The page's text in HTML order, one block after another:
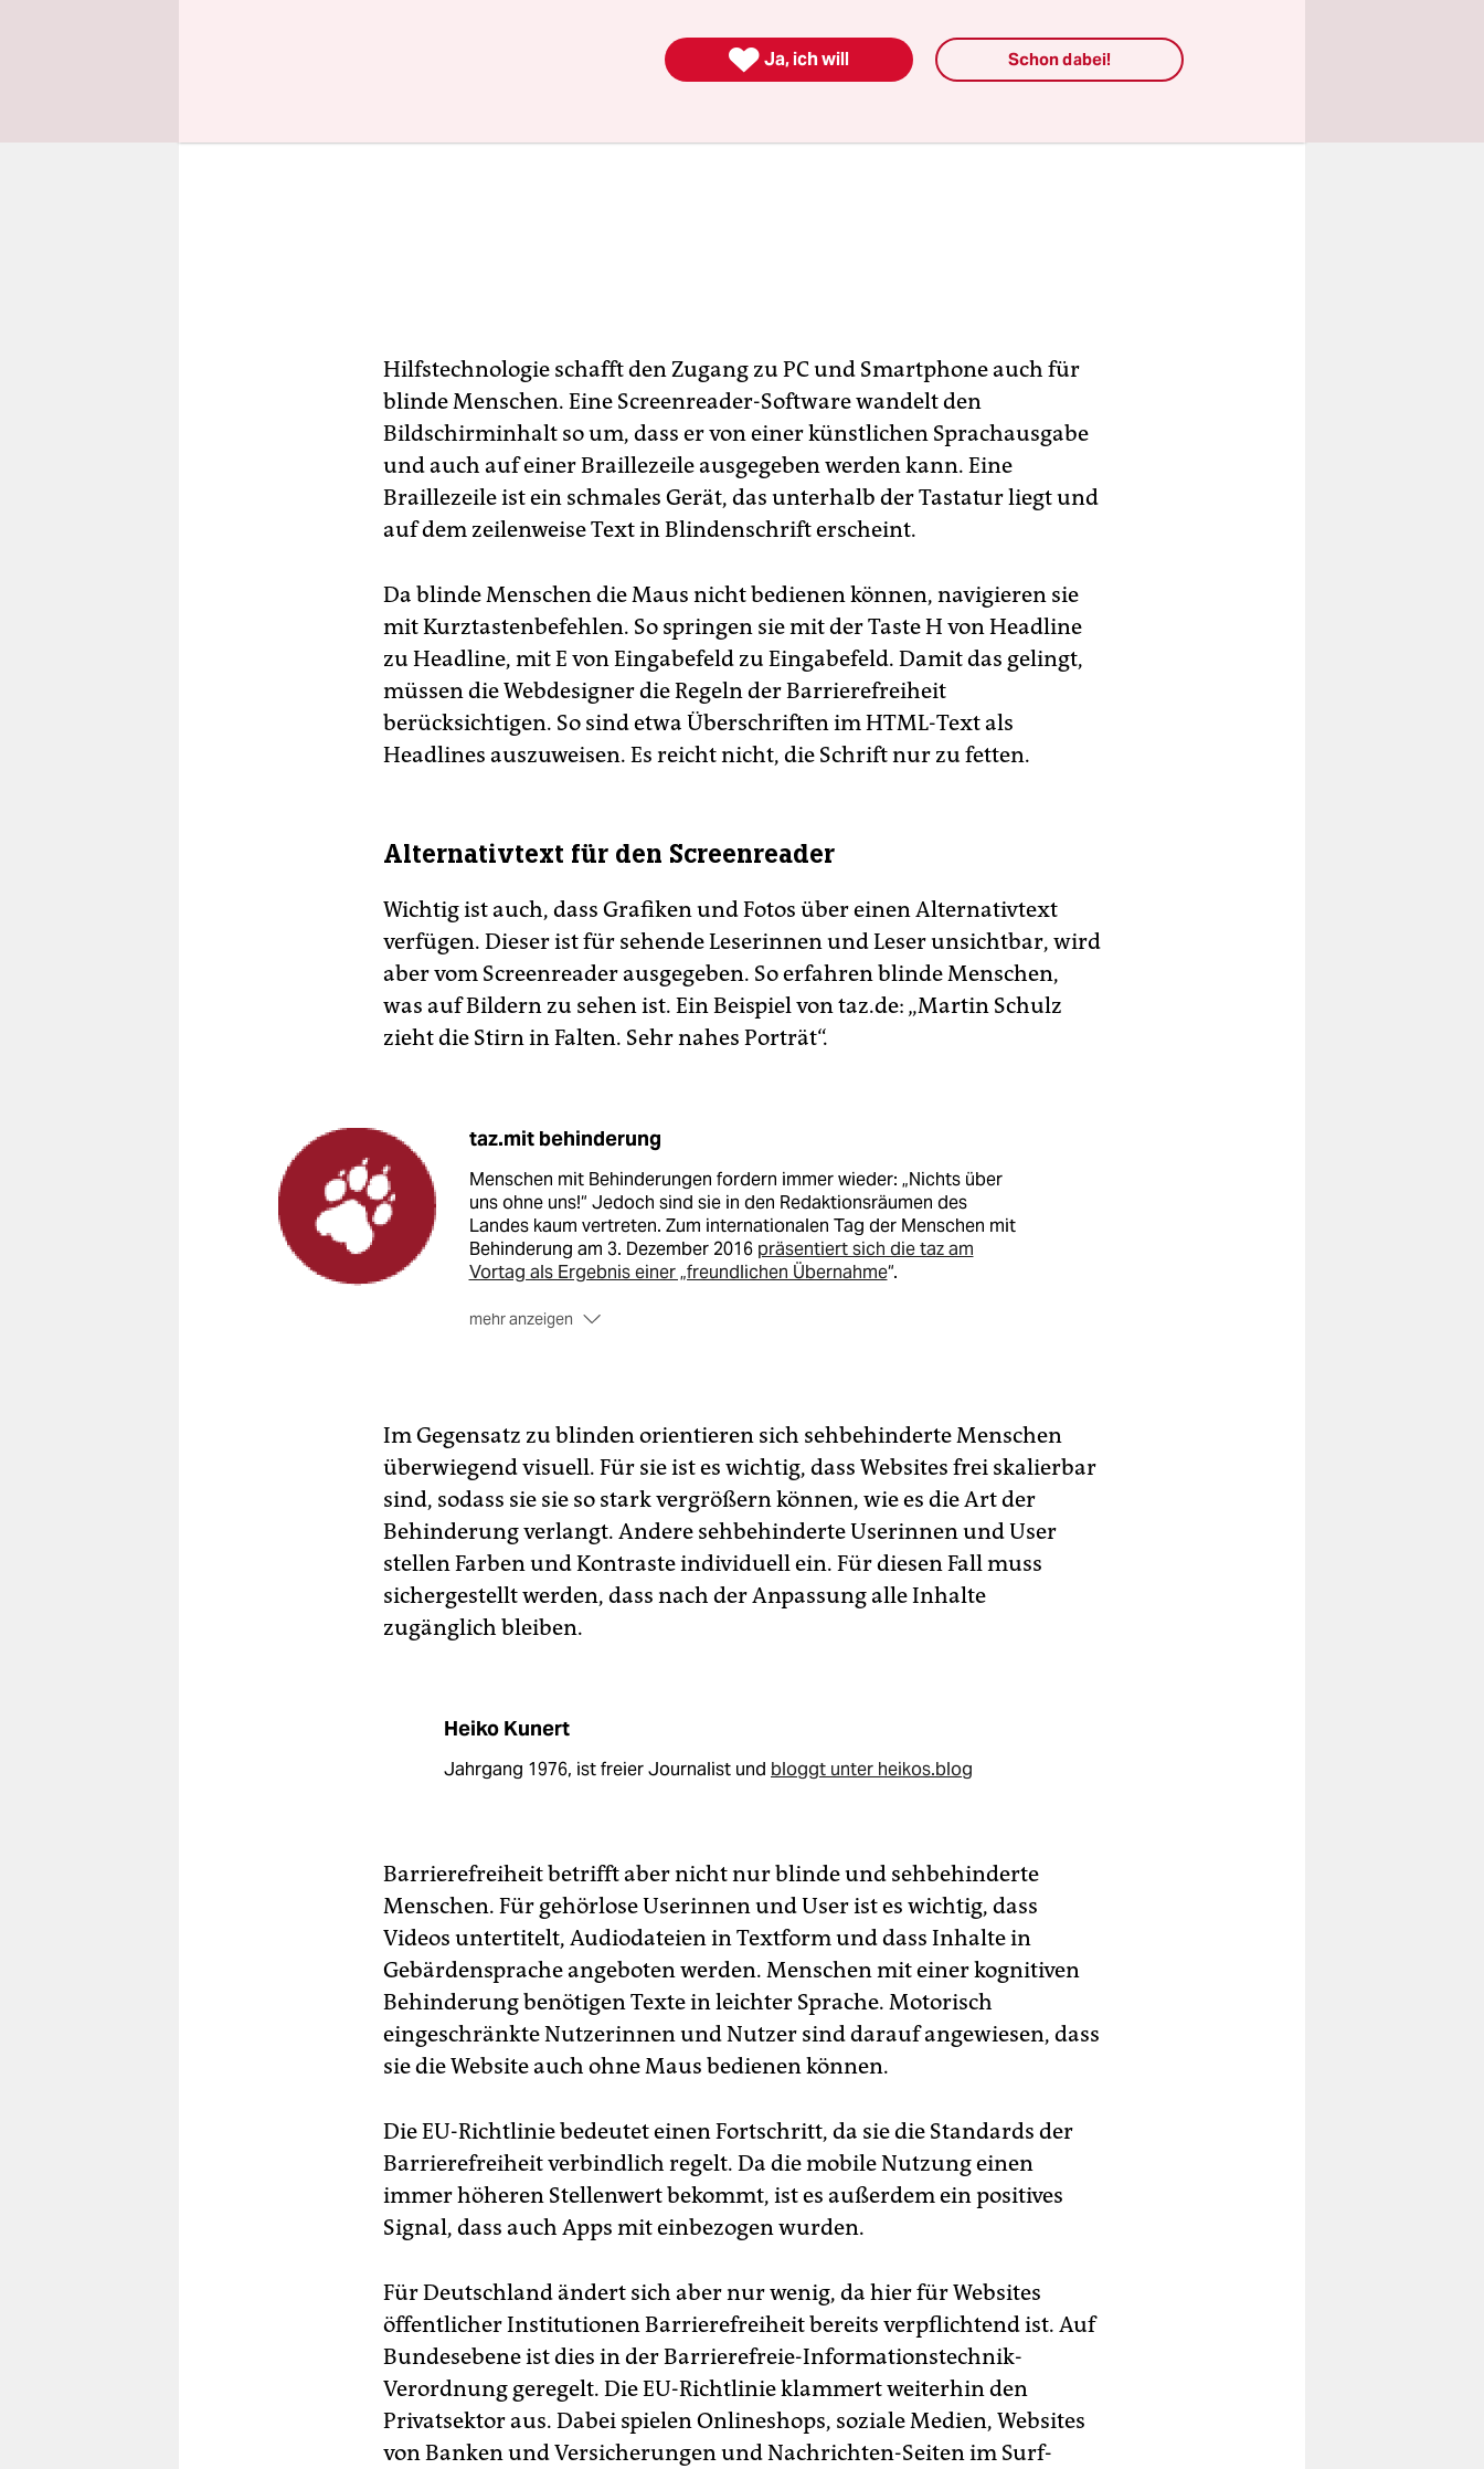
Hilfstechnologie schafft den Zugang zu PC und Smartphone auch für
blinde Menschen. Eine Screenreader-Software wandelt den
Bildschirminhalt so um, dass er von einer künstlichen Sprachausgabe
und auch auf einer Braillezeile ausgegeben werden kann. Eine
Braillezeile ist ein schmales Gerät, das unterhalb der Tastatur liegt und
auf dem zeilenweise Text in Blindenschrift erscheint.
Da blinde Menschen die Maus nicht bedienen können, navigieren sie
mit Kurztastenbefehlen. So springen sie mit der Taste H von Headline
zu Headline, mit E von Eingabefeld zu Eingabefeld. Damit das gelingt,
müssen die Webdesigner die Regeln der Barrierefreiheit
berücksichtigen. So sind etwa Überschriften im HTML-Text als
Headlines auszuweisen. Es reicht nicht, die Schrift nur zu fetten.
Alternativtext für den Screenreader
Wichtig ist auch, dass Grafiken und Fotos über einen Alternativtext
verfügen. Dieser ist für sehende Leserinnen und Leser unsichtbar, wird
aber vom Screenreader ausgegeben. So erfahren blinde Menschen,
was auf Bildern zu sehen ist. Ein Beispiel von taz.de: „Martin Schulz
zieht die Stirn in Falten. Sehr nahes Porträt“.
taz.mit behinderung
Menschen mit Behinderungen fordern immer wieder: „Nichts über
uns ohne uns!“ Jedoch sind sie in den Redaktionsräumen des
Landes kaum vertreten. Zum internationalen Tag der Menschen mit
Behinderung am 3. Dezember 2016 präsentiert sich die taz am
Vortag als Ergebnis einer „freundlichen Übernahme“.
mehr anzeigen
Koordiniert wird die Übernahme vonLeidmedien.de. taz.mit
behinderung – am Kiosk,
und natürlich online auf taz.de.
Im Gegensatz zu blinden orientieren sich sehbehinderte Menschen
überwiegend visuell. Für sie ist es wichtig, dass Websites frei skalierbar
sind, sodass sie sie so stark vergrößern können, wie es die Art der
Behinderung verlangt. Andere sehbehinderte Userinnen und User
stellen Farben und Kontraste individuell ein. Für diesen Fall muss
sichergestellt werden, dass nach der Anpassung alle Inhalte
zugänglich bleiben.
Heiko Kunert
Jahrgang 1976, ist freier Journalist und bloggt unter heikos.blog
Barrierefreiheit betrifft aber nicht nur blinde und sehbehinderte
Menschen. Für gehörlose Userinnen und User ist es wichtig, dass
Videos untertitelt, Audiodateien in Textform und dass Inhalte in
Gebärdensprache angeboten werden. Menschen mit einer kognitiven
Behinderung benötigen Texte in leichter Sprache. Motorisch
eingeschränkte Nutzerinnen und Nutzer sind darauf angewiesen, dass
sie die Website auch ohne Maus bedienen können.
Die EU-Richtlinie bedeutet einen Fortschritt, da sie die Standards der
Barrierefreiheit verbindlich regelt. Da die mobile Nutzung einen
immer höheren Stellenwert bekommt, ist es außerdem ein positives
Signal, dass auch Apps mit einbezogen wurden.
Für Deutschland ändert sich aber nur wenig, da hier für Websites
öffentlicher Institutionen Barrierefreiheit bereits verpflichtend ist. Auf
Bundesebene ist dies in der Barrierefreie-Informationstechnik-
Verordnung geregelt. Die EU-Richtlinie klammert weiterhin den
Privatsektor aus. Dabei spielen Onlineshops, soziale Medien, Websites
von Banken und Versicherungen und Nachrichten-Seiten im Surf-
 Ja, ich will Schon dabei!